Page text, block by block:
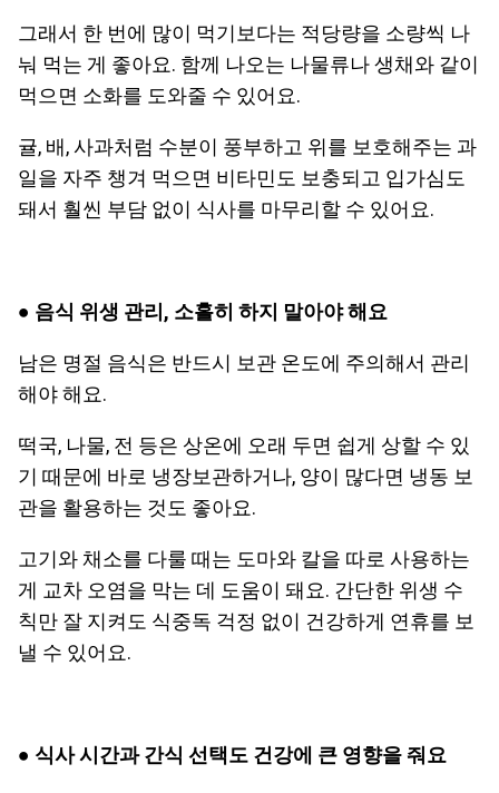
그래서 한 번에 많이 먹기보다는 적당량을 소량씩 나
눠 먹는 게 좋아요. 함께 나오는 나물류나 생채와 같이
먹으면 소화를 도와줄 수 있어요.
귤, 배, 사과처럼 수분이 풍부하고 위를 보호해주는 과
일을 자주 챙겨 먹으면 비타민도 보충되고 입가심도
돼서 훨씬 부담 없이 식사를 마무리할 수 있어요.
● 음식 위생 관리, 소홀히 하지 말아야 해요
남은 명절 음식은 반드시 보관 온도에 주의해서 관리
해야 해요.
떡국, 나물, 전 등은 상온에 오래 두면 쉽게 상할 수 있
기 때문에 바로 냉장보관하거나, 양이 많다면 냉동 보
관을 활용하는 것도 좋아요.
고기와 채소를 다룰 때는 도마와 칼을 따로 사용하는
게 교차 오염을 막는 데 도움이 돼요. 간단한 위생 수
칙만 잘 지켜도 식중독 걱정 없이 건강하게 연휴를 보
낼 수 있어요.
● 식사 시간과 간식 선택도 건강에 큰 영향을 줘요